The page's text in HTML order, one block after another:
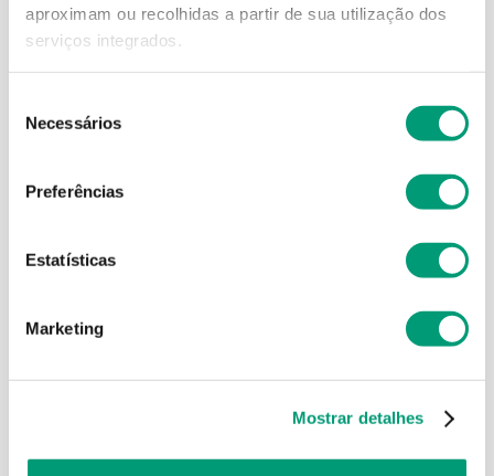
aproximam ou recolhidas a partir de sua utilização dos
serviços integrados.
Necessários
Preferências
Estatísticas
Marketing
Mostrar detalhes
Easyslim Duo Rapid Amp
31,
Easyslim Lipo3 Comp 60
€
ADICIONAR